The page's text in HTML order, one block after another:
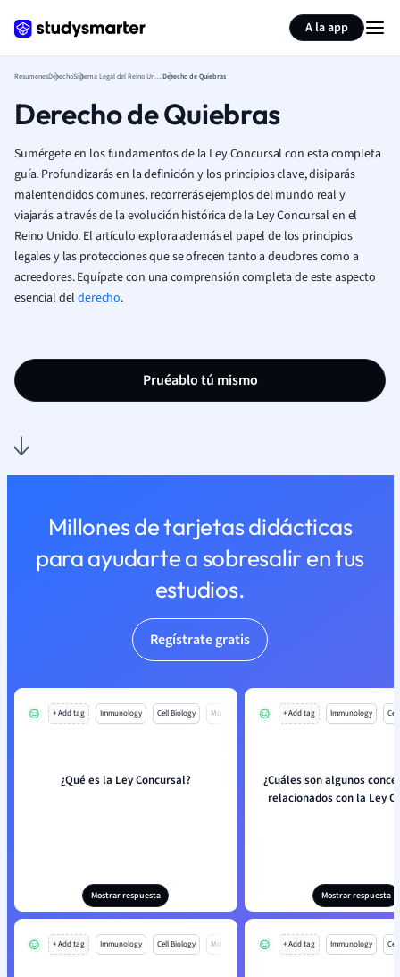
A la app
ResumenesDerecho Sistema Legal del Reino UnidoDerecho de Quiebras
Derecho de Quiebras
Sumérgete en los fundamentos de la Ley Concursal con esta completa
guía. Profundizarás en la definición y los principios clave, disiparás
malentendidos comunes, recorrerás ejemplos del mundo real y
viajarás a través de la evolución histórica de la Ley Concursal en el
Reino Unido. El artículo explora además el papel de los principios
legales y las protecciones que se ofrecen tanto a deudores como a
acreedores. Equípate con una comprensión completa de este aspecto
esencial delderecho.
Pruéablo tú mismo
Millones de tarjetas didácticas
para ayudarte a sobresalir en tus
estudios.
Regístrate gratis
+ Add tag Immunology Cell Biology Mo
¿Qué es la Ley Concursal?
Mostrar respuesta
+ Add tag Immunology
¿Cuáles son algunos
relacionados con la Ley
Mostrar respuesta
+ Add tag Immunology Cell Biology Mo + Add tag Immunology
Resumir página